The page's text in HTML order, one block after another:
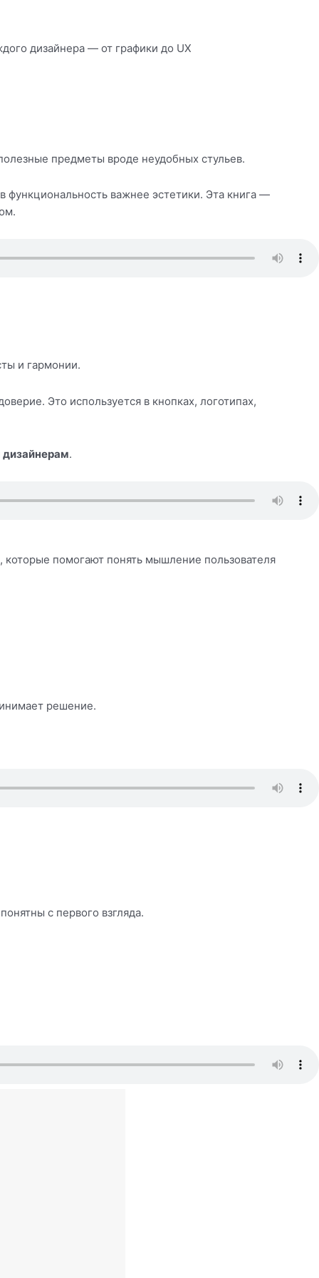
дизайнера — от графики до UX
предметы вроде неудобных стульев.
важнее эстетики. Эта книга —
и гармонии.
Это используется в кнопках, логотипах,
.
, которые помогают понять мышление пользователя
решение.
с первого взгляда.